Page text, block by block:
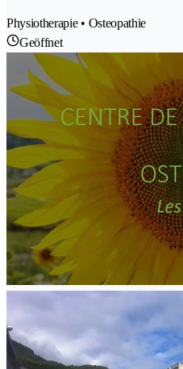
Physiotherapie • Osteopathie
Geöffnet